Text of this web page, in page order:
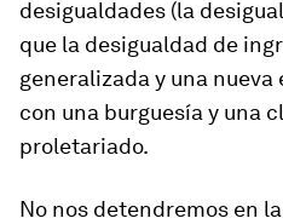
desigualdades (la
que la desigualdad de
generalizada y una
con una burguesía y una
proletariado.
No nos detendremos en